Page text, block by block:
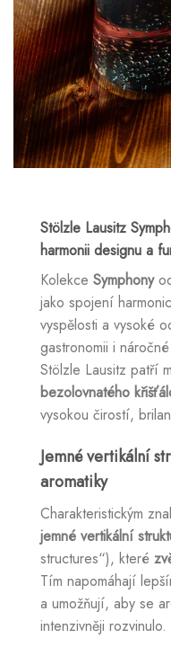
Stölzle Lausitz
harmonii designu a
Kolekce Symphony
jako spojení
vyspělosti a vysoké
gastronomii i
Stölzle Lausitz patří
bezolovnatého
vysokou čirostí,
Jemné vertikální
aromatiky
Charakteristickým
jemné vertikální
structures“), které
Tím napomáhají
a umožňují, aby se
intenzivněji rozvinulo.